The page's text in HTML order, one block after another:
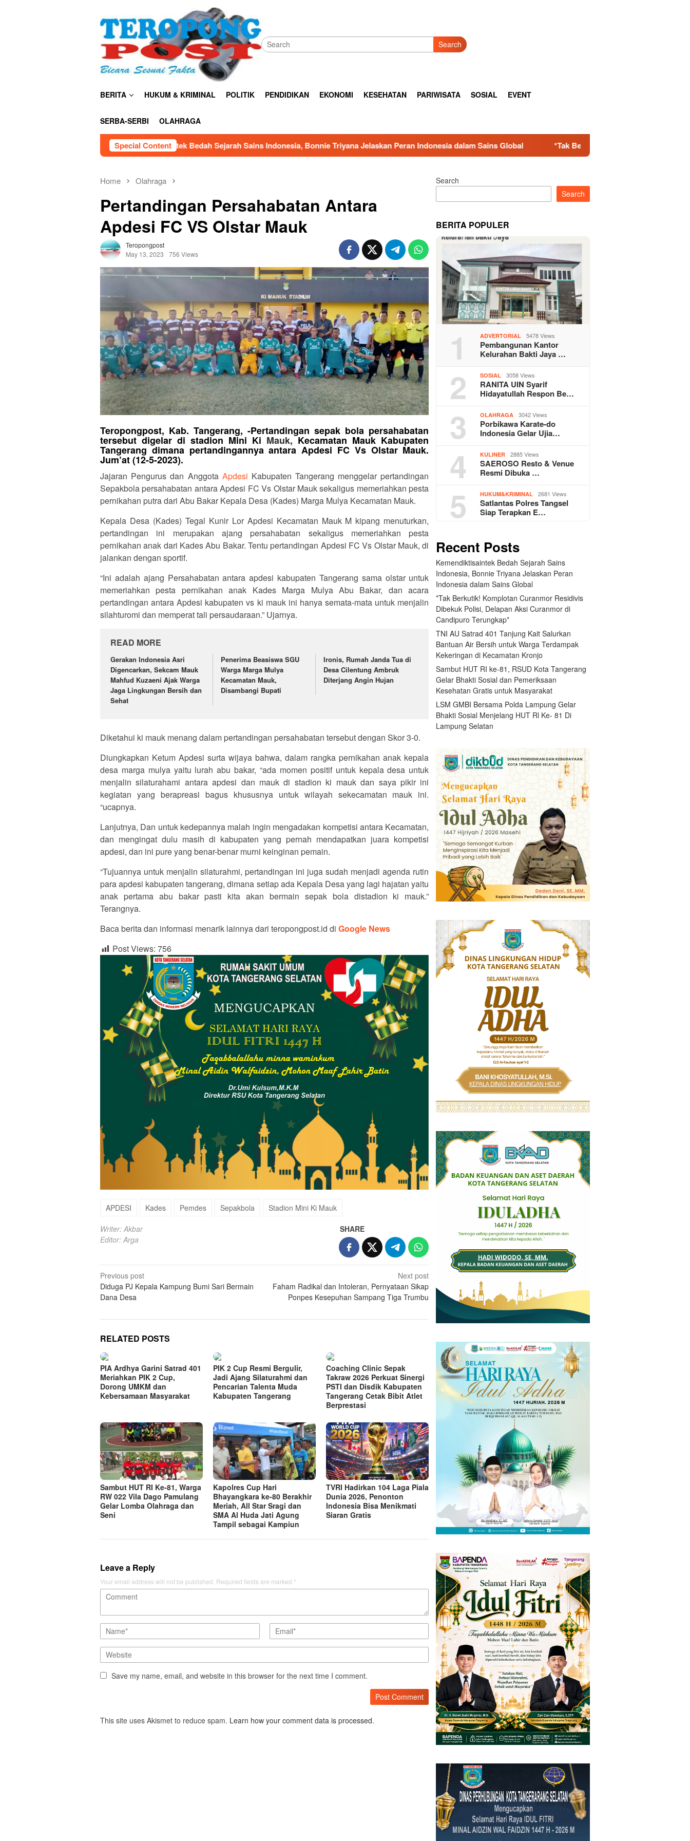
Search
BERITA HUKUM & KRIMINAL POLITIK PENDIDIKAN EKONOMI KESEHATAN PARIWISATA SOSIAL EVENT
SERBA-SERBI OLAHRAGA
Special Content
Kemendiktisaintek Bedah Sejarah Sains Indonesia, Bonnie Triyana Jelaskan Peran Indonesia dalam Sains Global *Tak Berkutik! Komplotan Curanmor Residivis Dibekuk Polisi,
Home Olahraga
Pertandingan Persahabatan Antara
Apdesi FC VS Olstar Mauk
Teropongpost
May 13, 2023
756 Views
Teropongpost, Kab. Tangerang, -Pertandingan sepak bola persahabatan
tersebut digelar di stadion Mini Ki Mauk,Kecamatan Mauk Kabupaten
Tangerang dimana pertandingannya antara Apdesi FC Vs Olstar Mauk.
Jum’at (12-5-2023).
Jajaran Pengurus dan Anggota Apdesi Kabupaten Tangerang menggelar pertandingan
Sepakbola persahabatan antara Apdesi FC Vs Olstar Mauk sekaligus memeriahkan pesta
pernikahan putra dari Abu Bakar Kepala Desa (Kades) Marga Mulya Kecamatan Mauk.
Kepala Desa (Kades) Tegal Kunir Lor Apdesi Kecamatan Mauk M kipang menuturkan,
pertandingan ini merupakan ajang persahabatan sekaligus memeriahkan pesta
pernikahan anak dari Kades Abu Bakar. Tentu pertandingan Apdesi FC Vs Olstar Mauk, di
jalankan dengan sportif.
“Ini adalah ajang Persahabatan antara apdesi kabupaten Tangerang sama olstar untuk
memeriahkan pesta pernikahan anak Kades Marga Mulya Abu Bakar, dan acara
pertandingan antara Apdesi kabupaten vs ki mauk ini hanya semata-mata untuk menjalin
silahturomi dan memperat tali persaudaraan.” Ujarnya.
READ MORE
Gerakan Indonesia Asri
Digencarkan, Sekcam Mauk
Mahfud Kuzaeni Ajak Warga
Jaga Lingkungan Bersih dan
Sehat
Penerima Beasiswa SGU
Warga Marga Mulya
Kecamatan Mauk,
Disambangi Bupati
Ironis, Rumah Janda Tua di
Desa Cilentung Ambruk
Diterjang Angin Hujan
Diketahui ki mauk menang dalam pertandingan persahabatan tersebut dengan Skor 3-0.
Diungkapkan Ketum Apdesi surta wijaya bahwa, dalam rangka pernikahan anak kepala
desa marga mulya yaitu lurah abu bakar, “ada momen positif untuk kepala desa untuk
menjalin silaturahami antara apdesi dan mauk di stadion ki mauk dan saya pikir ini
kegiatan yang berapreasi bagus khususnya untuk wilayah sekecamatan mauk ini.
“ucapnya.
Lanjutnya, Dan untuk kedepannya malah ingin mengadakan kompetisi antara Kecamatan,
dan mengingat dulu masih di kabupaten yang pernah mendapatkan juara kompetisi
apdesi, dan ini pure yang benar-benar murni keinginan pemain.
“Tujuannya untuk menjalin silaturahmi, pertandingan ini juga sudah menjadi agenda rutin
para apdesi kabupaten tangerang, dimana setiap ada Kepala Desa yang lagi hajatan yaitu
anak pertama abu bakar pasti kita akan bermain sepak bola distadion ki mauk.”
Terangnya.
Baca berita dan informasi menarik lainnya dari teropongpost.id di Google News
Post Views: 756
APDESI Kades Pemdes Sepakbola Stadion Mini Ki Mauk
Writer: Akbar
Editor: Arga
SHARE
Post
navigation
Previous post
Diduga PJ Kepala Kampung Bumi Sari Bermain
Dana Desa
Next post
Faham Radikal dan Intoleran, Pernyataan Sikap
Ponpes Kesepuhan Sampang Tiga Trumbu
RELATED POSTS
PIA Ardhya Garini Satrad 401
Meriahkan PIK 2 Cup,
Dorong UMKM dan
Kebersamaan Masyarakat
PIK 2 Cup Resmi Bergulir,
Jadi Ajang Silaturahmi dan
Pencarian Talenta Muda
Kabupaten Tangerang
Coaching Clinic Sepak
Takraw 2026 Perkuat Sinergi
PSTI dan Disdik Kabupaten
Tangerang Cetak Bibit Atlet
Berprestasi
Sambut HUT RI Ke-81, Warga
RW 022 Vila Dago Pamulang
Gelar Lomba Olahraga dan
Seni
Kapolres Cup Hari
Bhayangkara ke-80 Berakhir
Meriah, All Star Sragi dan
SMA Al Huda Jati Agung
Tampil sebagai Kampiun
TVRI Hadirkan 104 Laga Piala
Dunia 2026, Penonton
Indonesia Bisa Menikmati
Siaran Gratis
Leave a Reply
Your email address will not be published. Required fields are marked *
Save my name, email, and website in this browser for the next time I comment.
This site uses Akismet to reduce spam. Learn how your comment data is processed.
Search
Search
BERITA POPULER
1 ADVERTORIAL 5478 Views
Pembangunan Kantor
Kelurahan Bakti Jaya …
2 SOSIAL 3058 Views
RANITA UIN Syarif
Hidayatullah Respon Be…
3 OLAHRAGA 3042 Views
Porbikawa Karate-do
Indonesia Gelar Ujia…
4 KULINER 2885 Views
SAEROSO Resto & Venue
Resmi Dibuka …
5 HUKUM&KRIMINAL 2681 Views
Satlantas Polres Tangsel
Siap Terapkan E…
Recent Posts
Kemendiktisaintek Bedah Sejarah Sains
Indonesia, Bonnie Triyana Jelaskan Peran
Indonesia dalam Sains Global
*Tak Berkutik! Komplotan Curanmor Residivis
Dibekuk Polisi, Delapan Aksi Curanmor di
Candipuro Terungkap*
TNI AU Satrad 401 Tanjung Kait Salurkan
Bantuan Air Bersih untuk Warga Terdampak
Kekeringan di Kecamatan Kronjo
Sambut HUT RI ke-81, RSUD Kota Tangerang
Gelar Bhakti Sosial dan Pemeriksaan
Kesehatan Gratis untuk Masyarakat
LSM GMBI Bersama Polda Lampung Gelar
Bhakti Sosial Menjelang HUT Rl Ke- 81 Di
Lampung Selatan